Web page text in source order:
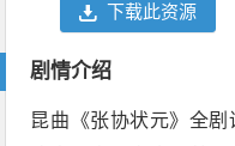
下载此资源
剧情介绍
昆曲《张协状元》全